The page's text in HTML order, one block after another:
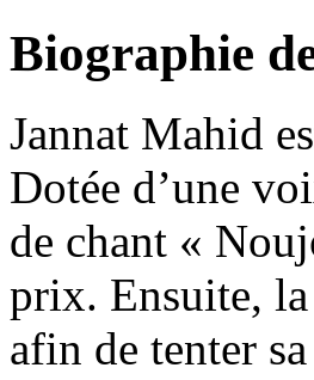
Biographie
Jannat Mahid
Dotée d’une
de chant «
prix. Ensuite, la
afin de tenter